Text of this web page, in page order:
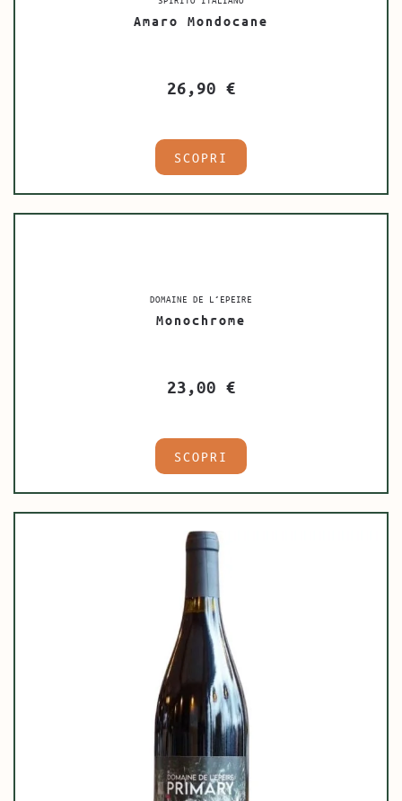
Amaro Mondocane
26,90 €
SCOPRI
DOMAINE DE L’EPEIRE
Monochrome
23,00 €
SCOPRI